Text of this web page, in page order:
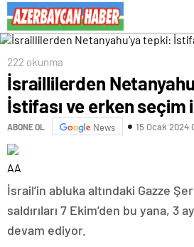
222 okunma
İsraillilerden
İstifası ve erken seçim
ABONE OL News 15 Ocak 2024
AA
İsrail’in abluka altındaki Gazze
saldırıları 7 Ekim’den bu yana, 3
devam ediyor.